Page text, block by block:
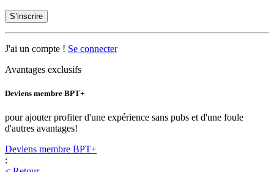
S’inscrire
J'ai un compte ! Se connecter
Avantages exclusifs
Deviens membre BPT+
pour ajouter profiter d'une expérience sans pubs et d'une foule
d'autres avantages!
Deviens membre BPT+
: